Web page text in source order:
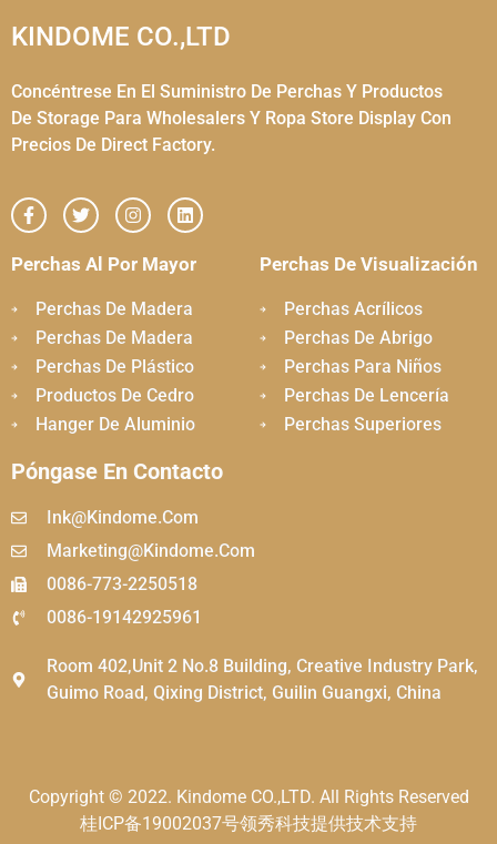
KINDOME CO.,LTD
Concéntrese En El Suministro De Perchas Y Productos
De Storage Para Wholesalers Y Ropa Store Display Con
Precios De Direct Factory.
Perchas Al Por Mayor
Perchas De Madera
Perchas De Madera
Perchas De Plástico
Productos De Cedro
Hanger De Aluminio
Perchas De Visualización
Perchas Acrílicos
Perchas De Abrigo
Perchas Para Niños
Perchas De Lencería
Perchas Superiores
Póngase En Contacto
Ink@kindome.com
Marketing@kindome.com
0086-773-2250518
0086-19142925961
Room 402,Unit 2 No.8 Building, Creative Industry Park,
Guimo Road, Qixing District, Guilin Guangxi, China
Copyright © 2022. Kindome CO.,LTD. All Rights Reserved
桂ICP备19002037号领秀科技提供技术支持